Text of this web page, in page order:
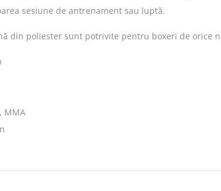
sesiune de antrenament sau luptă.
din poliester sunt potrivite pentru boxeri de orice
MMA